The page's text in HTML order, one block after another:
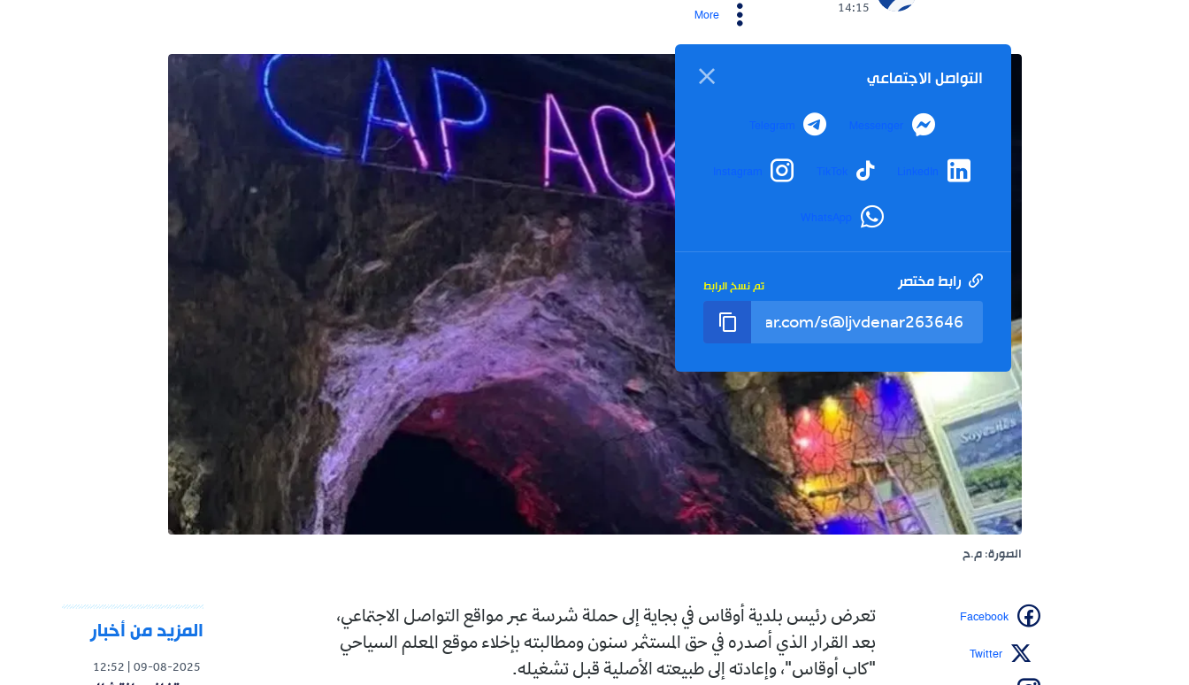
14:15
More
التواصل الاجتماعي
Messenger
Telegram
LinkedIn
TikTok
Instagram
WhatsApp
رابط مختصر تم نسخ الرابط
الصورة: م.ح
تعرض رئيس بلدية أوقاس في بجاية إلى حملة شرسة عبر مواقع التواصل الاجتماعي،
بعد القرار الذي أصدره في حق المستثمر سنون ومطالبته بإخلاء موقع المعلم السياحي
"كاب أوقاس"، وإعادته إلى طبيعته الأصلية قبل تشغيله.
Facebook
Twitter
المزيد من أخبار
09-08-2025
12:52